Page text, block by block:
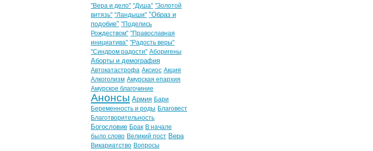
"Вера и дело" "Душа" "Золотой
витязь" "Ландыши" "Образ и
подобие" "Поделись
Рождеством" "Православная
инициатива" "Радость веры"
"Синдром радости" Аборигены
Аборты и демография
Автокатастрофа Аксиос Акция
Алкоголизм Амурская епархия
Амурское благочиние
Анонсы Армия Бари
Беременность и роды Благовест
Благотворительность
Богословие Брак В начале
было слово Великий пост Вера
Викариатство Вопросы